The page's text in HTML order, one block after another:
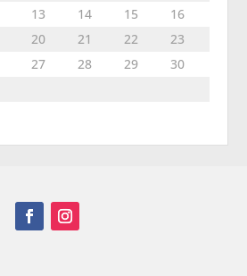
13 14 15
16
20 21 22
23
27 28 29
30